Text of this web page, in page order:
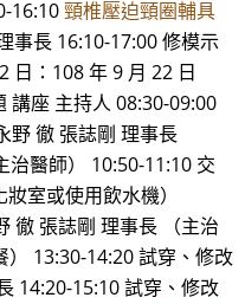
16:10頸椎壓迫頸圈輔具
事長 16:10-17:00 修模示
日：108 年 9 月 22 日
講座 主持人 08:30-09:00
野 徹 張誌剛 理事長
治醫師） 10:50-11:10 交
室或使用飲水機）
徹 張誌剛 理事長 （主治
13:30-14:20 試穿、修改
14:20-15:10 試穿、修改